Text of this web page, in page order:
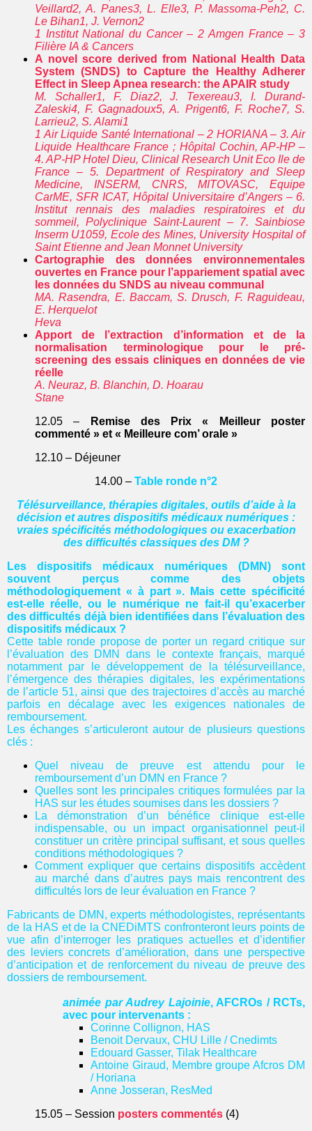
Veillard2, A. Panes3, L. Elle3, P. Massoma-Peh2, C.
Le Bihan1, J. Vernon2
1 Institut National du Cancer – 2 Amgen France – 3
Filière IA & Cancers
A novel score derived from National Health Data
System (SNDS) to Capture the Healthy Adherer
Effect in Sleep Apnea research: the APAIR study
M. Schaller1, F. Diaz2, J. Texereau3, I. Durand-
Zaleski4, F. Gagnadoux5, A. Prigent6, F. Roche7, S.
Larrieu2, S. Alami1
1 Air Liquide Santé International – 2 HORIANA – 3. Air
Liquide Healthcare France ; Hôpital Cochin, AP-HP –
4. AP-HP Hotel Dieu, Clinical Research Unit Eco Ile de
France – 5. Department of Respiratory and Sleep
Medicine, INSERM, CNRS, MITOVASC, Equipe
CarME, SFR ICAT, Hôpital Universitaire d’Angers – 6.
Institut rennais des maladies respiratoires et du
sommeil, Polyclinique Saint-Laurent – 7. Sainbiose
Inserm U1059, Ecole des Mines, University Hospital of
Saint Etienne and Jean Monnet University
Cartographie des données environnementales
ouvertes en France pour l’appariement spatial avec
les données du SNDS au niveau communal
MA. Rasendra, E. Baccam, S. Drusch, F. Raguideau,
E. Herquelot
Heva
Apport de l’extraction d’information et de la
normalisation terminologique pour le pré-
screening des essais cliniques en données de vie
réelle
A. Neuraz, B. Blanchin, D. Hoarau
Stane
12.05 –
Remise des Prix « Meilleur poster
commenté » et « Meilleure com’ orale »
12.10 – Déjeuner
14.00 – Table ronde n°2
Télésurveillance, thérapies digitales, outils d’aide à la
décision et autres dispositifs médicaux numériques :
vraies spécificités méthodologiques ou exacerbation
des difficultés classiques des DM ?
Les dispositifs médicaux numériques (DMN) sont
souvent perçus comme des objets
méthodologiquement « à part ». Mais cette spécificité
est-elle réelle, ou le numérique ne fait-il qu’exacerber
des difficultés déjà bien identifiées dans l’évaluation des
dispositifs médicaux ?
Cette table ronde propose de porter un regard critique sur
l’évaluation des DMN dans le contexte français, marqué
notamment par le développement de la télésurveillance,
l’émergence des thérapies digitales, les expérimentations
de l’article 51, ainsi que des trajectoires d’accès au marché
parfois en décalage avec les exigences nationales de
remboursement.
Les échanges s’articuleront autour de plusieurs questions
clés :
Quel niveau de preuve est attendu pour le
remboursement d’un DMN en France ?
Quelles sont les principales critiques formulées par la
HAS sur les études soumises dans les dossiers ?
La démonstration d’un bénéfice clinique est-elle
indispensable, ou un impact organisationnel peut-il
constituer un critère principal suffisant, et sous quelles
conditions méthodologiques ?
Comment expliquer que certains dispositifs accèdent
au marché dans d’autres pays mais rencontrent des
difficultés lors de leur évaluation en France ?
Fabricants de DMN, experts méthodologistes, représentants
de la HAS et de la CNEDiMTS confronteront leurs points de
vue afin d’interroger les pratiques actuelles et d’identifier
des leviers concrets d’amélioration, dans une perspective
d’anticipation et de renforcement du niveau de preuve des
dossiers de remboursement.
animée par Audrey Lajoinie, AFCROs / RCTs,
avec pour intervenants :
Corinne Collignon, HAS
Benoit Dervaux, CHU Lille / Cnedimts
Edouard Gasser, Tilak Healthcare
Antoine Giraud, Membre groupe Afcros DM
/ Horiana
Anne Josseran, ResMed
15.05 – Session posters commentés (4)